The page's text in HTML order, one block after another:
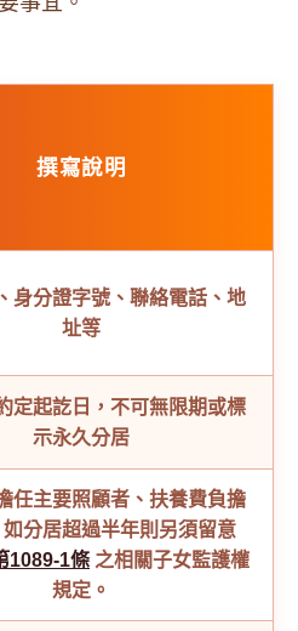
撰寫說明
身分證字號、聯絡電話、地
址等
定起訖日，不可無限期或標
示永久分居
任主要照顧者、扶養費負擔
分居超過半年則另須留意
1089-1條 之相關子女監護權
規定。